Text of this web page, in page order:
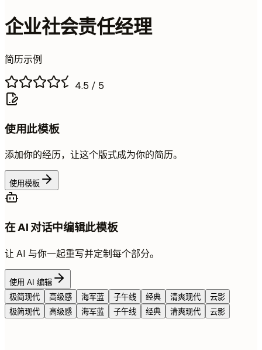
企业社会责任经理
简历示例
4.5 / 5
使用此模板
添加你的经历，让这个版式成为你的简历。
使用模板
在 AI 对话中编辑此模板
让 AI 与你一起重写并定制每个部分。
使用 AI 编辑
极简现代
高级感 海军蓝 子午线 经典 清爽现代
云影
极简现代
高级感 海军蓝 子午线 经典 清爽现代 云影